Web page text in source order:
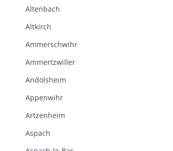
Altenbach
Altkirch
Ammerschwihr
Ammertzwiller
Andolsheim
Appenwihr
Artzenheim
Aspach